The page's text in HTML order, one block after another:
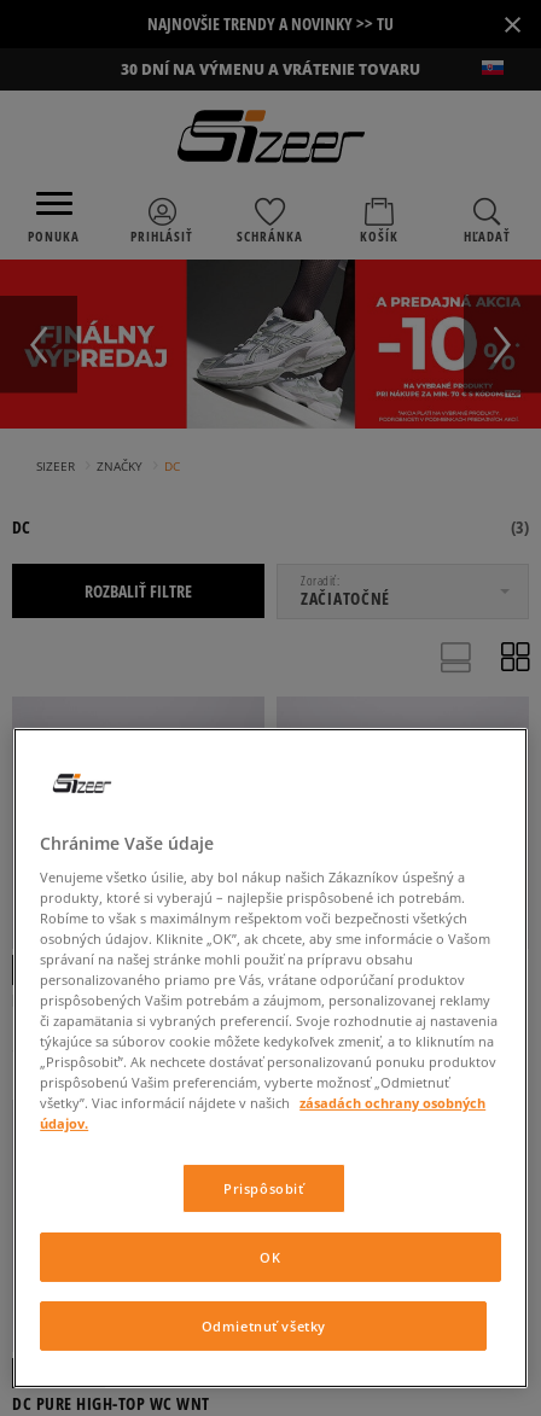
NAJNOVŠIE TRENDY A NOVINKY >> TU ×
30 DNÍ NA VÝMENU A VRÁTENIE TOVARU
PONUKA PRIHLÁSIŤ SCHRÁNKA KOŠÍK HĽADAŤ
SIZEER ZNAČKY DC
DC (3)
ROZBALIŤ FILTRE Zoradiť
ZAČIATOČNÉ
OD DO
Viac
41 42 42,5 43 44
ČIERNA KHAKI SIVÁ
ODSTRÁNIŤ VYBRANÉ
DC PURE HIGH-TOP WC WNT
pánske
105 €
DC PURE HIGH-TOP WC WNT
pánske
105 €
DC PURE HIGH-TOP WC WNT
Chránime Vaše údaje
Venujeme všetko úsilie, aby bol nákup našich Zákazníkov úspešný a
produkty, ktoré si vyberajú – najlepšie prispôsobené ich potrebám.
Robíme to však s maximálnym rešpektom voči bezpečnosti všetkých
osobných údajov. Kliknite „OK”, ak chcete, aby sme informácie o Vašom
správaní na našej stránke mohli použiť na prípravu obsahu
personalizovaného priamo pre Vás, vrátane odporúčaní produktov
prispôsobených Vašim potrebám a záujmom, personalizovanej reklamy
či zapamätania si vybraných preferencií. Svoje rozhodnutie aj nastavenia
týkajúce sa súborov cookie môžete kedykoľvek zmeniť, a to kliknutím na
„Prispôsobiť”. Ak nechcete dostávať personalizovanú ponuku produktov
prispôsobenú Vašim preferenciám, vyberte možnosť „Odmietnuť
všetky”. Viac informácií nájdete v našich
zásadách ochrany osobných
údajov.
Prispôsobiť
Odmietnuť všetky
OK